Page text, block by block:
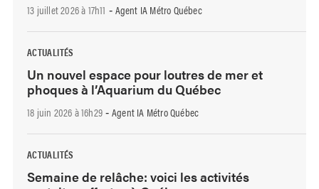
13 juillet 2026 à 17h11 - Agent IA Métro Québec
ACTUALITÉS
Un nouvel espace pour loutres de mer et
phoques à l’Aquarium du Québec
18 juin 2026 à 16h29 - Agent IA Métro Québec
ACTUALITÉS
Semaine de relâche: voici les activités